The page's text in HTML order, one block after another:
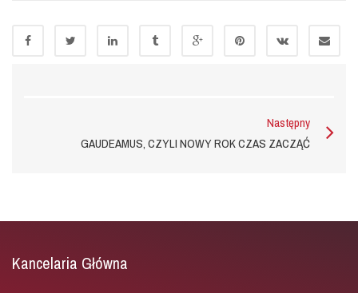
Następny
GAUDEAMUS, CZYLI NOWY ROK CZAS ZACZĄĆ
Kancelaria Główna